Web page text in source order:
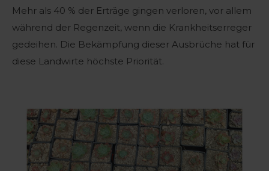
Mehr als 40 % der Erträge gingen verloren, vor allem
während der Regenzeit, wenn die Krankheitserreger
gedeihen. Die Bekämpfung dieser Ausbrüche hat für
diese Landwirte höchste Priorität.